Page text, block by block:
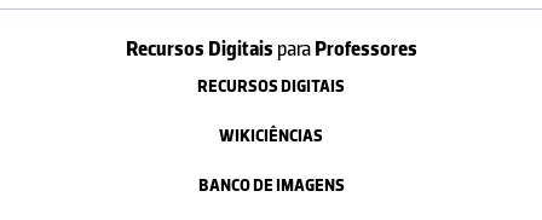
Recursos Digitais paraProfessores
RECURSOS DIGITAIS
WIKICIÊNCIAS
BANCO DE IMAGENS